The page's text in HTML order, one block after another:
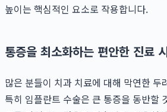
높이는 핵심적인 요소로 작용합니다.
통증을 최소화하는 편안한 진료
많은 분들이 치과 치료에 대해 막연한 두
특히 임플란트 수술은 큰 통증을 동반할